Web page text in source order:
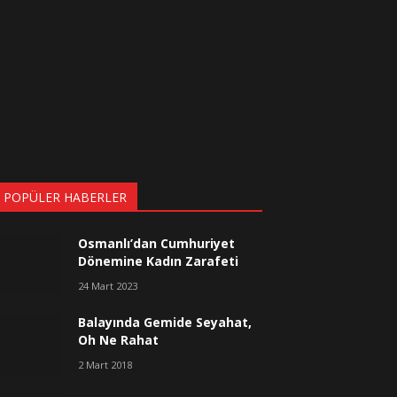
POPÜLER HABERLER
Osmanlı’dan Cumhuriyet
Dönemine Kadın Zarafeti
24 Mart 2023
Balayında Gemide Seyahat,
Oh Ne Rahat
2 Mart 2018